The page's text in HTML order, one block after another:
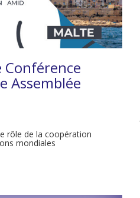
Conférence
Assemblée
rôle de la coopération
mondiales